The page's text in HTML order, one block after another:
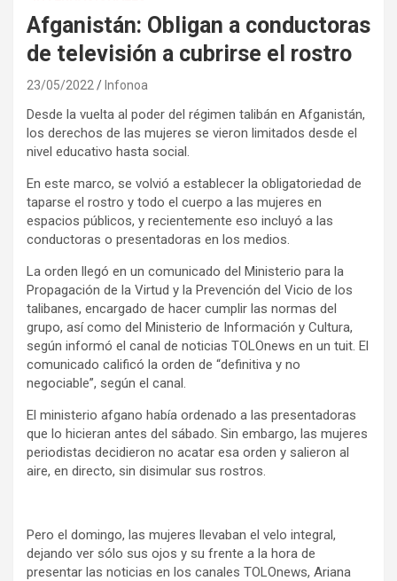
Afganistán: Obligan a conductoras
de televisión a cubrirse el rostro
23/05/2022 Infonoa
Desde la vuelta al poder del régimen talibán en Afganistán,
los derechos de las mujeres se vieron limitados desde el
nivel educativo hasta social.
En este marco, se volvió a establecer la obligatoriedad de
taparse el rostro y todo el cuerpo a las mujeres en
espacios públicos, y recientemente eso incluyó a las
conductoras o presentadoras en los medios.
La orden llegó en un comunicado del Ministerio para la
Propagación de la Virtud y la Prevención del Vicio de los
talibanes, encargado de hacer cumplir las normas del
grupo, así como del Ministerio de Información y Cultura,
según informó el canal de noticias TOLOnews en un tuit. El
comunicado calificó la orden de “definitiva y no
negociable”, según el canal.
El ministerio afgano había ordenado a las presentadoras
que lo hicieran antes del sábado. Sin embargo, las mujeres
periodistas decidieron no acatar esa orden y salieron al
aire, en directo, sin disimular sus rostros.
Pero el domingo, las mujeres llevaban el velo integral,
dejando ver sólo sus ojos y su frente a la hora de
presentar las noticias en los canales TOLOnews, Ariana